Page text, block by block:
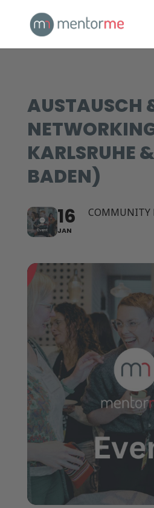
AUSTAUSCH
KARLSRUHE
BADEN)
16
JAN
COMMUNITY